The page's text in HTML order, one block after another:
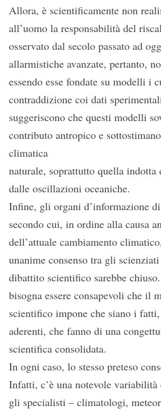
Allora, è scientificamente non
all’uomo la responsabilità del
osservato dal secolo passato ad
allarmistiche avanzate, pertanto,
essendo esse fondate su modelli i
contraddizione coi dati
suggeriscono che questi modelli
contributo antropico e
climatica
naturale, soprattutto quella
dalle oscillazioni oceaniche.
Infine, gli organi d’informazione
secondo cui, in ordine alla causa
dell’attuale cambiamento
unanime consenso tra gli
dibattito scientifico sarebbe
bisogna essere consapevoli che il
scientifico impone che siano i
aderenti, che fanno di una
scientifica consolidata.
In ogni caso, lo stesso preteso
Infatti, c’è una notevole
gli specialisti – climatologi,